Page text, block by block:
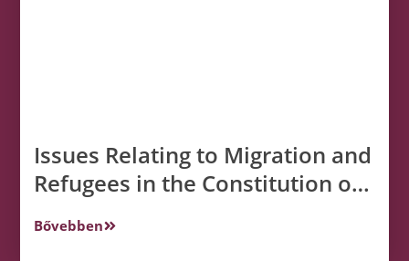
Issues Relating to Migration and
Refugees in the Constitution of
Jurisprudence of the
Bővebben